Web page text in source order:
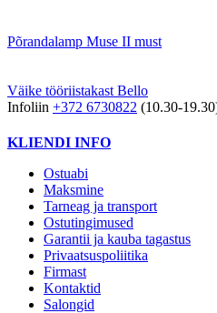
Põrandalamp Muse II must
Väike tööriistakast Bello
Infoliin +372 6730822 (10.30-
KLIENDI INFO
Ostuabi
Maksmine
Tarneag ja transport
Ostutingimused
Garantii ja kauba tagastus
Privaatsuspoliitika
Firmast
Kontaktid
Salongid